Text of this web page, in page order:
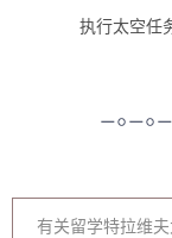
执行太空任
有关留学特拉维